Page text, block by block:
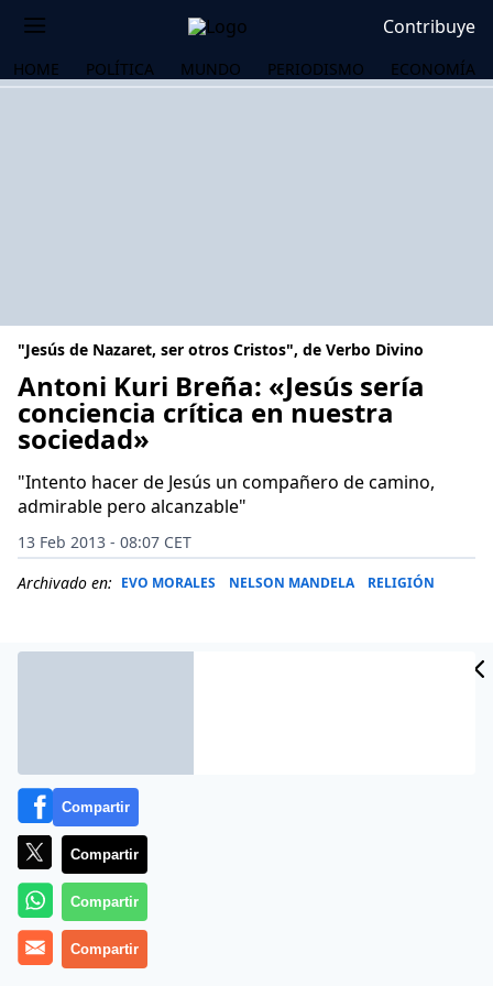
Contribuye
HOME POLÍTICA MUNDO PERIODISMO ECONOMÍA
"Jesús de Nazaret, ser otros Cristos", de Verbo Divino
Antoni Kuri Breña: «Jesús sería
conciencia crítica en nuestra
sociedad»
"Intento hacer de Jesús un compañero de camino,
admirable pero alcanzable"
13 Feb 2013 - 08:07 CET
Archivado en: EVO MORALES NELSON MANDELA RELIGIÓN
SoyAntonio Kuri Breña Romero de Terreros
mexicano de nacimiento y misionero de corazón. Nací
Compartir
Compartir
Compartir
Compartir